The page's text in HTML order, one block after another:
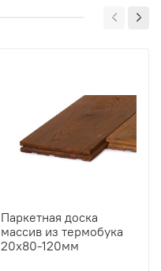
Паркетная доска
массив из термобука
20х80-120мм